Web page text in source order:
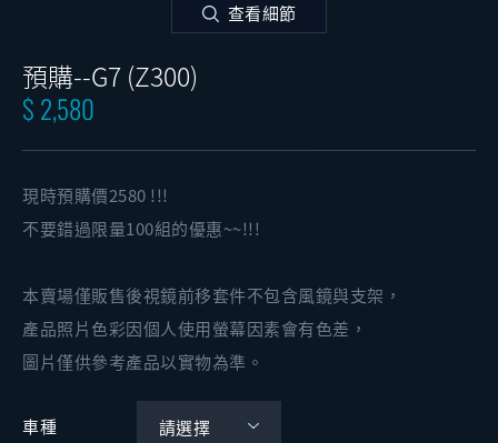
查看細節
預購--G7 (Z300)
$ 2,580
現時預購價2580 !!!
不要錯過限量100組的優惠~~!!!
本賣場僅販售後視鏡前移套件不包含風鏡與支架，
產品照片色彩因個人使用螢幕因素會有色差，
圖片僅供參考產品以實物為準。
車種